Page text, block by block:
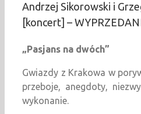
Andrzej Sikorowski i
[koncert] –
„Pasjans na dwóch”
Gwiazdy z Krakowa w
przeboje, anegdoty,
wykonanie.